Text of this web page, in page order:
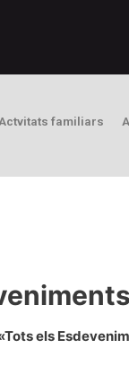
Actvitats familiars
els